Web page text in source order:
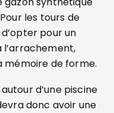
les tours de
pour un
l’arrachement,
mémoire de forme.
d’une piscine
donc avoir une